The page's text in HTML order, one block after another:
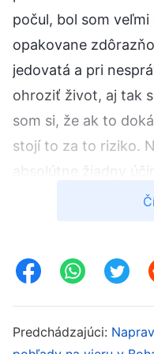
počul, bol som
opakovane
jedovatá a pri
ohroziť život, aj tak
som si, že ak to
stojí to za to riziko.
absolútne žiadny
mizerne. Nevedel
suché; menej som
vytrvalo študoval, a
Predchádzajúci: